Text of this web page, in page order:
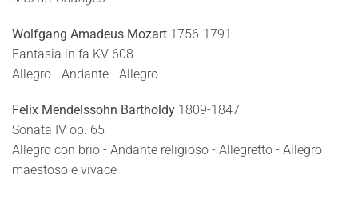
Wolfgang Amadeus Mozart 1756-1791
Fantasia in fa KV 608
Allegro - Andante - Allegro
Felix Mendelssohn Bartholdy 1809-1847
Sonata IV op. 65
Allegro con brio - Andante religioso - Allegretto - Allegro
maestoso e vivace